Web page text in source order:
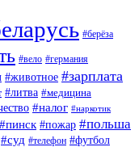
#берёза
#вело #германия
#животное #зарплата
#литва #медицина
#налог #наркотик
#пинск #пожар #польша
#суд #телефон #футбол